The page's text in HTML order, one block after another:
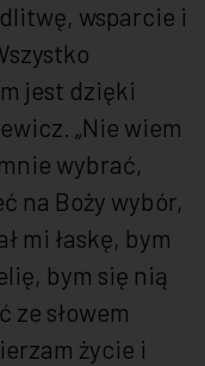
wsparcie i
jest dzięki
„Nie wiem
wybrać,
na Boży wybór,
mi łaskę, bym
bym się nią
ze słowem
życie i